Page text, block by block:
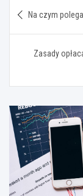
wpisu
Na czym
Zasady